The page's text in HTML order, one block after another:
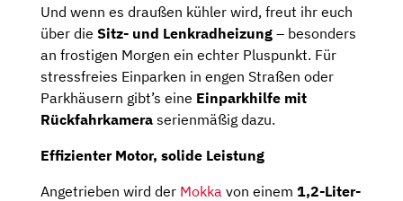
Und wenn es draußen kühler wird, freut ihr euch
über die Sitz- und Lenkradheizung – besonders
an frostigen Morgen ein echter Pluspunkt. Für
stressfreies Einparken in engen Straßen oder
Parkhäusern gibt’s eine Einparkhilfe mit
Rückfahrkamera serienmäßig dazu.
Effizienter Motor, solide Leistung
Angetrieben wird der Mokka von einem 1,2-Liter-